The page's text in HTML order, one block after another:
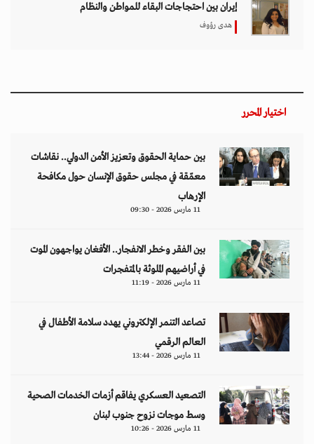
إيران بين احتجاجات البقاء للمواطن والنظام
هدى رؤوف
اختيار المحرر
بين حماية الحقوق وتعزيز الأمن الدولي.. نقاشات
معمّقة في مجلس حقوق الإنسان حول مكافحة
الإرهاب
11 مارس 2026 - 09:30
بين الفقر وخطر الانفجار.. الأفغان يواجهون الموت
في أراضيهم الملوثة بالمتفجرات
11 مارس 2026 - 11:19
تصاعد التنمر الإلكتروني يهدد سلامة الأطفال في
العالم الرقمي
11 مارس 2026 - 13:44
التصعيد العسكري يفاقم أزمات الخدمات الصحية
وسط موجات نزوح جنوب لبنان
11 مارس 2026 - 10:26